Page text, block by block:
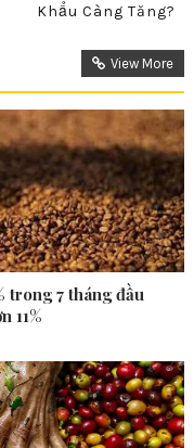
Khẩu Càng Tăng?
View More
trong 7 tháng đầu
11%